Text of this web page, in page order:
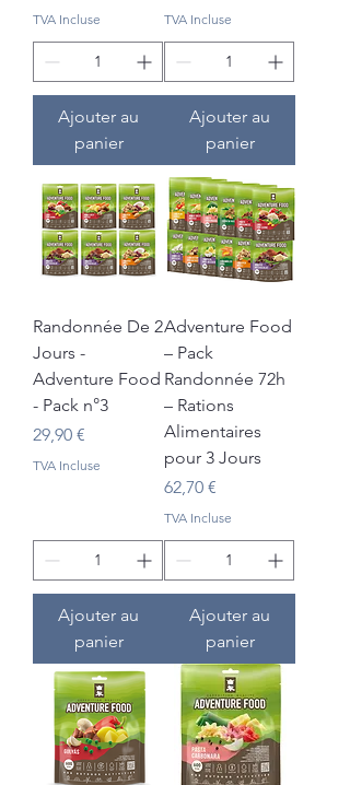
TVA Incluse
Ajouter au
panier
TVA Incluse
Ajouter au
panier
Randonnée De 2
Jours -
Adventure Food
- Pack n°3
Prix
29,90 €
TVA Incluse
Ajouter au
panier
Adventure Food
– Pack
Randonnée 72h
– Rations
Alimentaires
pour 3 Jours
Prix
62,70 €
TVA Incluse
Ajouter au
panier